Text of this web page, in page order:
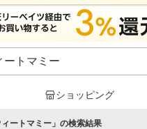
ショッピング
ートマミー 」の検索結果